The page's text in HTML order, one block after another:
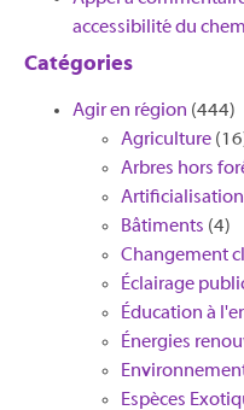
accessibilité du
Catégories
Agir en région (444)
Agriculture
Arbres hors
Artificialisation
Bâtiments (4)
Changement
Éclairage
Éducation à
Énergies
Espèces